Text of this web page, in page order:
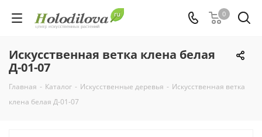
0
Искусственная ветка клена белая
Д-01-07
Главная - Каталог - Искусственные деревья - Искусственная ветка
клена белая Д-01-07